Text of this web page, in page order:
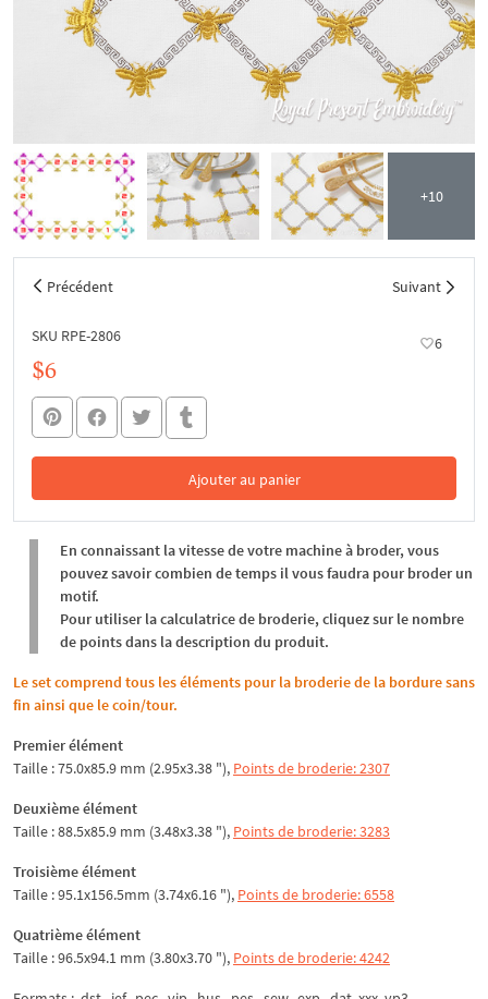
+10
Précédent Suivant
SKU RPE-2806 6
$6
Ajouter au panier
Dans le panier
En connaissant la vitesse de votre machine à broder, vous
pouvez savoir combien de temps il vous faudra pour broder un
motif.
Pour utiliser la calculatrice de broderie, cliquez sur le nombre
de points dans la description du produit.
Le set comprend tous les éléments pour la broderie de la bordure sans
fin ainsi que le coin/tour.
Premier élément
Taille : 75.0x85.9 mm (2.95x3.38 "), Points de broderie: 2307
Deuxième élément
Taille : 88.5x85.9 mm (3.48x3.38 "), Points de broderie: 3283
Troisième élément
Taille : 95.1x156.5mm (3.74x6.16 "), Points de broderie: 6558
Quatrième élément
Taille : 96.5x94.1 mm (3.80x3.70 "), Points de broderie: 4242